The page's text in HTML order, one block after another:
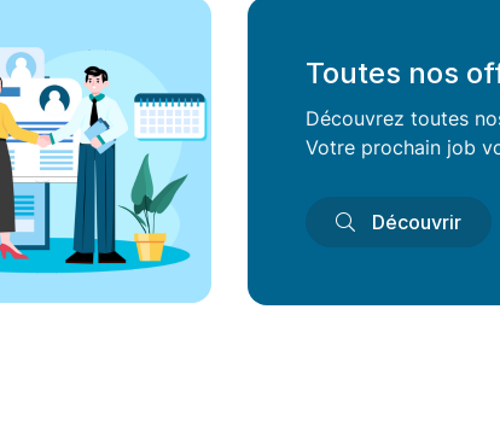
Toutes nos
Découvrez toutes
Votre prochain job
Découvrir